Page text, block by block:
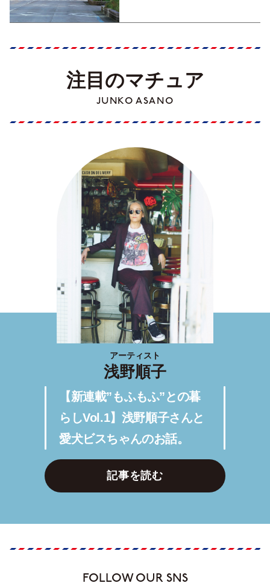
注目のマチュア
JUNKO ASANO
アーティスト
浅野順子
【新連載”もふもふ”との暮
らしVol.1】浅野順子さんと
愛犬ビスちゃんのお話。
記事を読む
FOLLOW OUR SNS